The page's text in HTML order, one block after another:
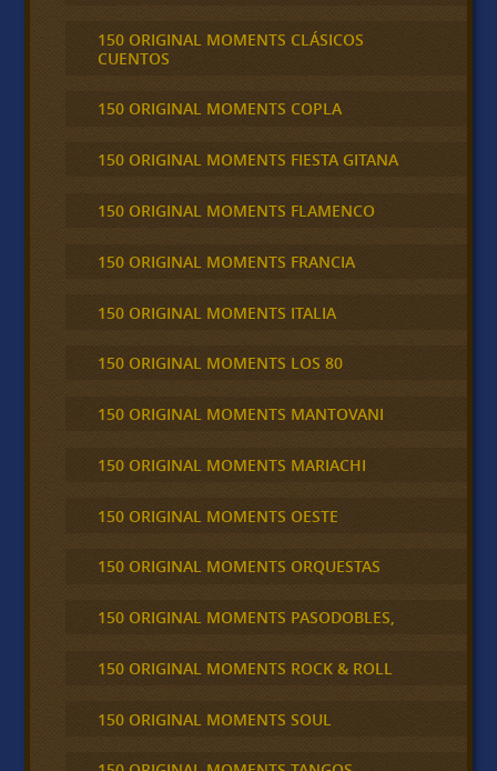
150 ORIGINAL MOMENTS CLÁSICOS
CUENTOS
150 ORIGINAL MOMENTS COPLA
150 ORIGINAL MOMENTS FIESTA GITANA
150 ORIGINAL MOMENTS FLAMENCO
150 ORIGINAL MOMENTS FRANCIA
150 ORIGINAL MOMENTS ITALIA
150 ORIGINAL MOMENTS LOS 80
150 ORIGINAL MOMENTS MANTOVANI
150 ORIGINAL MOMENTS MARIACHI
150 ORIGINAL MOMENTS OESTE
150 ORIGINAL MOMENTS ORQUESTAS
150 ORIGINAL MOMENTS PASODOBLES,
150 ORIGINAL MOMENTS ROCK & ROLL
150 ORIGINAL MOMENTS SOUL